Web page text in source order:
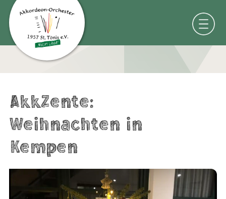
AkkZente:
Weihnachten in
Kempen